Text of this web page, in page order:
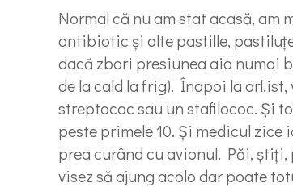
Normal că nu am stat acasă, am
antibiotic și alte pastille,
dacă zbori presiunea aia numai
de la cald la frig). Înapoi la
streptococ sau un stafilococ. Și
peste primele 10. Și medicul
prea curând cu avionul. Păi,
visez să ajung acolo dar poate